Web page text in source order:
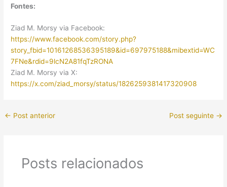
Fontes:
Ziad M. Morsy via Facebook:
https://www.facebook.com/story.php?
story_fbid=10161268536395189&id=697975188&mibextid=WC
7FNe&rdid=9lcN2A81fqTzRONA
Ziad M. Morsy via X:
https://x.com/ziad_morsy/status/1826259381417320908
← Post anterior Post seguinte →
Posts relacionados